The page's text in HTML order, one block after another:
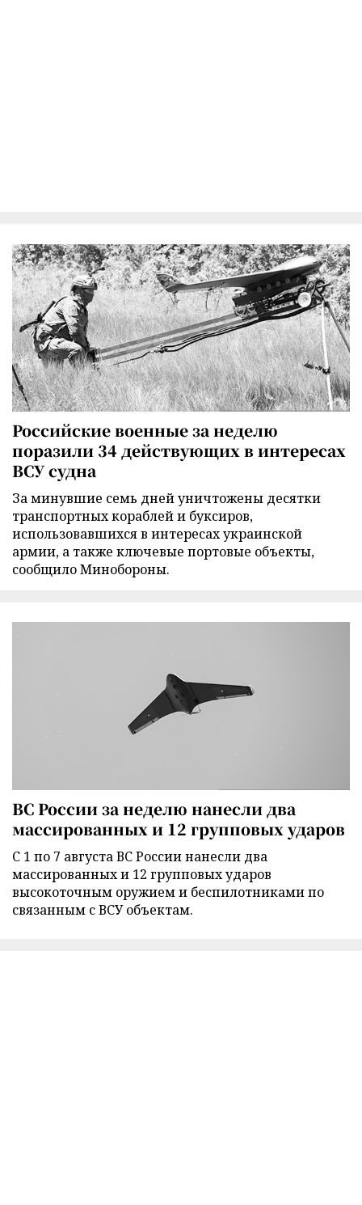
Российские военные за неделю
поразили 34 действующих в интересах
ВСУ судна
За минувшие семь дней уничтожены десятки
транспортных кораблей и буксиров,
использовавшихся в интересах украинской
армии, а также ключевые портовые объекты,
сообщило Минобороны.
ВС России за неделю нанесли два
массированных и 12 групповых ударов
С 1 по 7 августа ВС России нанесли два
массированных и 12 групповых ударов
высокоточным оружием и беспилотниками по
связанным с ВСУ объектам.